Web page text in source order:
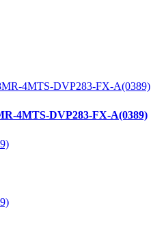
4MTS-DVP283-FX-A(0389)